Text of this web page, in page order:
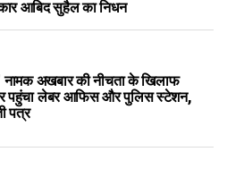
आबिद सुहैल का निधन
नामक अखबार की नीचता के खिलाफ
पहुंचा लेबर आफिस और पुलिस स्टेशन,
पत्र